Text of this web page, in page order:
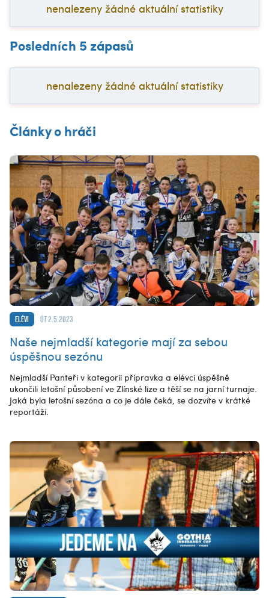
nenalezeny žádné aktuální statistiky
Posledních 5 zápasů
nenalezeny žádné aktuální statistiky
Články o hráči
Elévi út 2.5.2023
Naše nejmladší kategorie mají za sebou
úspěšnou sezónu
Nejmladší Panteři v kategorii přípravka a elévci úspěšně
ukončili letošní působení ve Zlínské lize a těší se na jarní turnaje.
Jaká byla letošní sezóna a co je dále čeká, se dozvíte v krátké
reportáži.